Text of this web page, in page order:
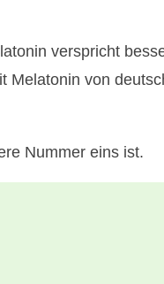
verspricht
von
Nummer eins ist.